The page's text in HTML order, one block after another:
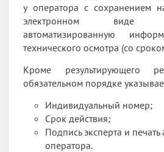
у оператора с сохранением
электронном виде
автоматизированную
технического осмотра (со
Кроме
обязательном порядке
Индивидуальный номер;
Срок действия;
Подпись эксперта и
оператора.